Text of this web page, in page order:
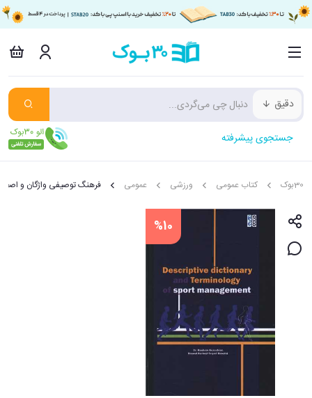
دقیق
جستجوی پیشرفته
30بوک کتاب عمومی ورزشی عمومی فرهنگ توصیفی واژگان و
%10